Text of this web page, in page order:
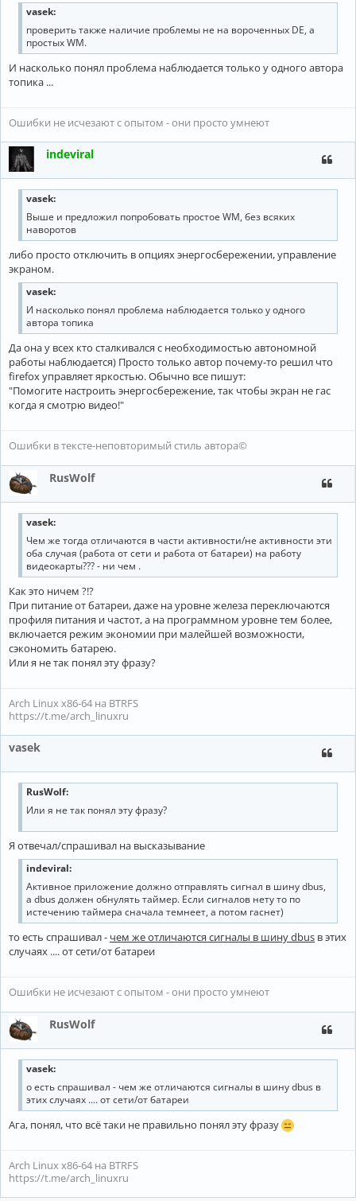
vasek:
проверить также наличие проблемы не на вороченных DE, а
простых WM.
И насколько понял проблема наблюдается только у одного автора
топика ...
Ошибки не исчезают с опытом - они просто умнеют
indeviral
vasek:
Выше и предложил попробовать простое WM, без всяких
наворотов
либо просто отключить в опциях энергосбережении, управление
экраном.
vasek:
И насколько понял проблема наблюдается только у одного
автора топика
Да она у всех кто сталкивался с необходимостью автономной
работы наблюдается) Просто только автор почему-то решил что
firefox управляет яркостью. Обычно все пишут:
"Помогите настроить энергосбережение, так чтобы экран не гас
когда я смотрю видео!"
Ошибки в тексте-неповторимый стиль автора©
RusWolf
vasek:
Чем же тогда отличаются в части активности/не активности эти
оба случая (работа от сети и работа от батареи) на работу
видеокарты??? - ни чем .
Как это ничем ?!?
При питание от батареи, даже на уровне железа переключаются
профиля питания и частот, а на программном уровне тем более,
включается режим экономии при малейшей возможности,
сэкономить батарею.
Или я не так понял эту фразу?
Arch Linux x86-64 на BTRFS
https://t.me/arch_linuxru
vasek
RusWolf:
Или я не так понял эту фразу?
Я отвечал/спрашивал на высказывание
indeviral:
Активное приложение должно отправлять сигнал в шину dbus,
а dbus должен обнулять таймер. Если сигналов нету то по
истечению таймера сначала темнеет, а потом гаснет)
то есть спрашивал - чем же отличаются сигналы в шину dbus в этих
случаях .... от сети/от батареи
Ошибки не исчезают с опытом - они просто умнеют
RusWolf
vasek:
о есть спрашивал - чем же отличаются сигналы в шину dbus в
этих случаях .... от сети/от батареи
Ага, понял, что всё таки не правильно понял эту фразу
Arch Linux x86-64 на BTRFS
https://t.me/arch_linuxru